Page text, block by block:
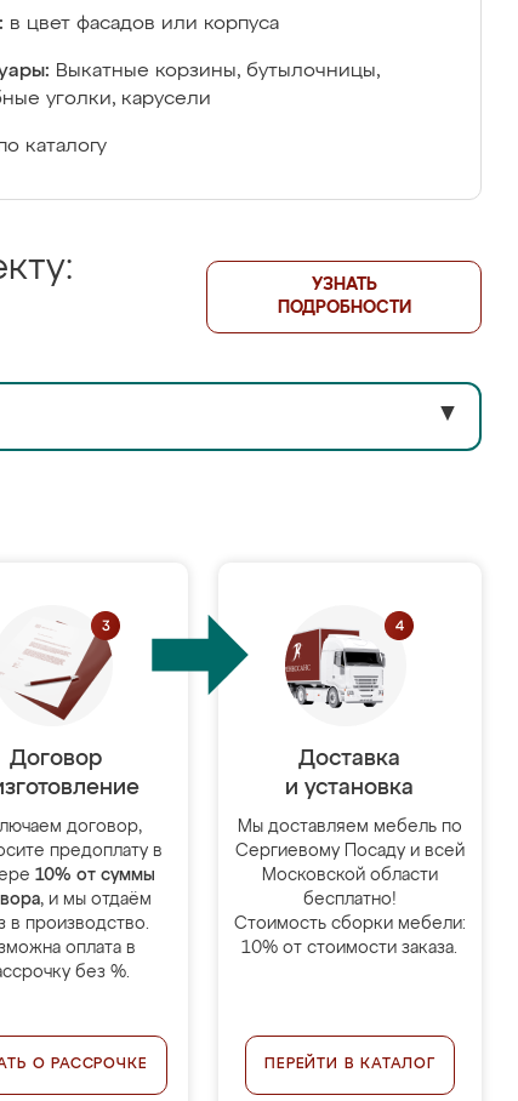
в цвет фасадов или корпуса
Выкатные корзины, бутылочницы,
уголки, карусели
каталогу
УЗНАТЬ
ПОДРОБНОСТИ
▼
Договор
договор,
предоплату в
10% от суммы
, и мы отдаём
в производство.
оплата в
без %.
О РАССРОЧКЕ
Доставка
и установка
Мы доставляем мебель по
Сергиевому Посаду и всей
Московской области
бесплатно!
Стоимость сборки мебели:
10% от стоимости заказа.
ПЕРЕЙТИ В КАТАЛОГ